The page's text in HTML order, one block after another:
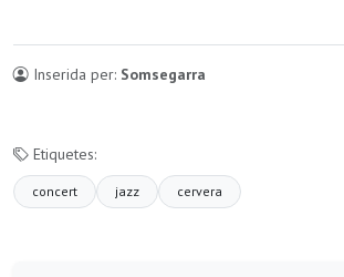
Inserida per: Somsegarra
Etiquetes:
concert jazz cervera